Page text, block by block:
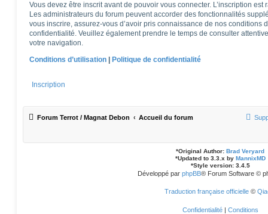
Vous devez être inscrit avant de pouvoir vous connecter. L’inscription
Les administrateurs du forum peuvent accorder des fonctionnalités
vous inscrire, assurez-vous d’avoir pris connaissance de nos conditions
confidentialité. Veuillez également prendre le temps de consulter
votre navigation.
Conditions d’utilisation | Politique de confidentialité
Inscription
Forum Terrot / Magnat Debon Accueil du forum
*Original Author: Brad Veryard
*Updated to 3.3.x by MannixMD
*Style version: 3.4.5
Développé par phpBB® Forum Software ©
Traduction française officielle©
Confidentialité | Conditions